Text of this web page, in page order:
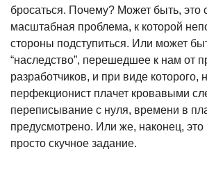
бросаться. Почему? Может быть, это
масштабная проблема, к которой
стороны подступиться. Или может
“наследство”, перешедшее к нам от
разработчиков, и при виде которого,
перфекционист плачет кровавыми
переписывание с нуля, времени в
предусмотрено. Или же, наконец,
просто скучное задание.